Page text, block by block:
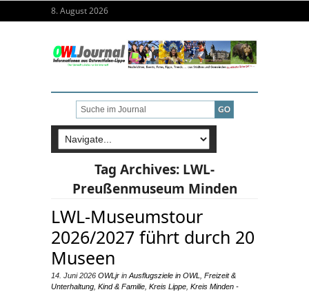
8. August 2026
Tag Archives: LWL-
Preußenmuseum Minden
LWL-Museumstour
2026/2027 führt durch 20
Museen
14. Juni 2026 OWLjr in Ausflugsziele in OWL
Freizeit &
Unterhaltung Kind & Familie Kreis Lippe Kreis Minden -